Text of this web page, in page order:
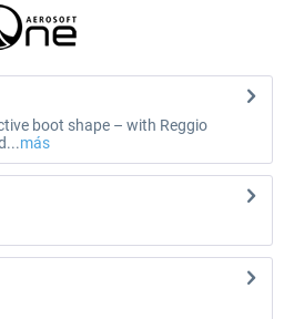
boot shape – with Reggio
más